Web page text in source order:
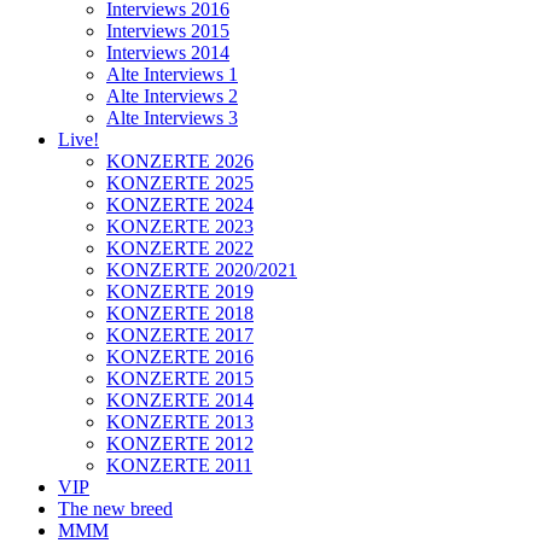
Interviews 2016
Interviews 2015
Interviews 2014
Alte Interviews 1
Alte Interviews 2
Alte Interviews 3
Live!
KONZERTE 2026
KONZERTE 2025
KONZERTE 2024
KONZERTE 2023
KONZERTE 2022
KONZERTE 2020/2021
KONZERTE 2019
KONZERTE 2018
KONZERTE 2017
KONZERTE 2016
KONZERTE 2015
KONZERTE 2014
KONZERTE 2013
KONZERTE 2012
KONZERTE 2011
VIP
The new breed
MMM